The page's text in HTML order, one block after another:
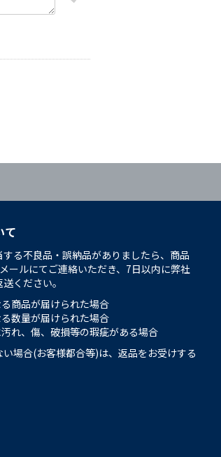
て
る不良品・誤納品がありましたら、商品
ールにてご連絡いただき、7日以内に弊社
ください。
商品が届けられた場合
数量が届けられた場合
れ、傷、破損等の瑕疵がある場合
い場合(お客様都合等)は、返品をお受けする